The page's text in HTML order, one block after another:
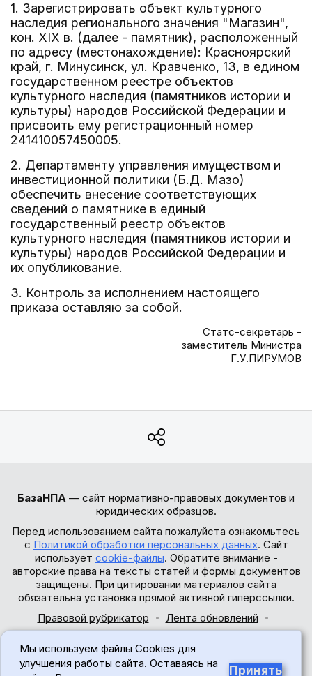
1. Зарегистрировать объект культурного
наследия регионального значения "Магазин",
кон. XIX в. (далее - памятник), расположенный
по адресу (местонахождение): Красноярский
край, г. Минусинск, ул. Кравченко, 13, в едином
государственном реестре объектов
культурного наследия (памятников истории и
культуры) народов Российской Федерации и
присвоить ему регистрационный номер
241410057450005.
2. Департаменту управления имуществом и
инвестиционной политики (Б.Д. Мазо)
обеспечить внесение соответствующих
сведений о памятнике в единый
государственный реестр объектов
культурного наследия (памятников истории и
культуры) народов Российской Федерации и
их опубликование.
3. Контроль за исполнением настоящего
приказа оставляю за собой.
Статс-секретарь -
заместитель Министра
Г.У.ПИРУМОВ
БазаНПА — сайт нормативно-правовых документов и
юридических образцов.
Перед использованием сайта пожалуйста ознакомьтесь
с Политикой обработки персональных данных. Сайт
использует cookie-файлы. Обратите внимание -
авторские права на тексты статей и формы документов
защищены. При цитировании материалов сайта
обязательна установка прямой активной гиперссылки.
Правовой рубрикатор
Лента обновлений
© 2017-2026
Мы используем файлы Cookies для
улучшения работы сайта. Оставаясь на
Принять